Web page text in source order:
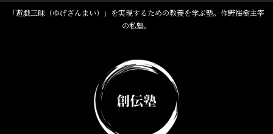
「遊戯三昧（ゆげざんまい）」を実現するための教養を学ぶ塾。作野裕樹主宰
の私塾。